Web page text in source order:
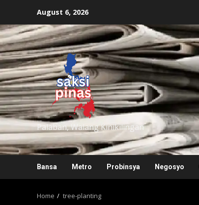
content
August 6, 2026
Palaban, Walang Kinikilingan
Bansa Metro Probinsya Negosyo
Home tree-planting